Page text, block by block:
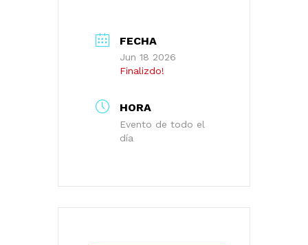
FECHA
Jun 18 2026
Finalizdo!
HORA
Evento de todo el
día